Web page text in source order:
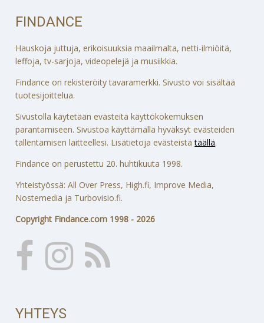
FINDANCE
Hauskoja juttuja, erikoisuuksia maailmalta, netti-ilmiöitä,
leffoja, tv-sarjoja, videopelejä ja musiikkia.
Findance on rekisteröity tavaramerkki. Sivusto voi sisältää
tuotesijoittelua.
Sivustolla käytetään evästeitä käyttökokemuksen
parantamiseen. Sivustoa käyttämällä hyväksyt evästeiden
tallentamisen laitteellesi. Lisätietoja evästeistätäällä.
Findance on perustettu 20. huhtikuuta 1998.
Yhteistyössä: All Over Press, High.fi, Improve Media,
Nostemedia ja Turbovisio.fi.
Copyright Findance.com 1998 - 2026
YHTEYS